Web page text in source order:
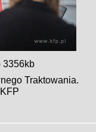
3356kb
Traktowania.